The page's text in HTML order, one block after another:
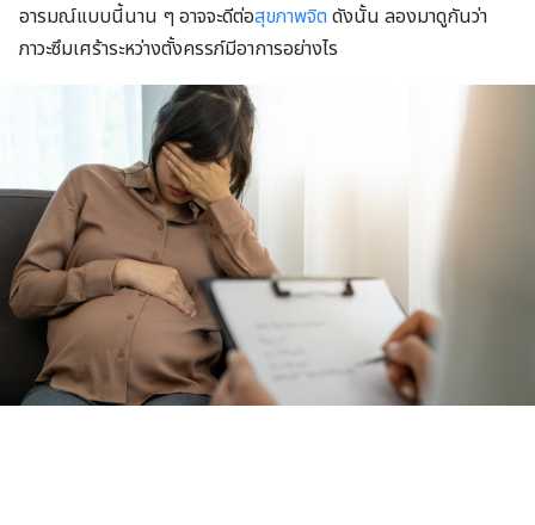
อารมณ์แบบนี้นาน ๆ อาจจะดีต่อสุขภาพจิต ดังนั้น ลองมาดูกันว่า
ภาวะซึมเศร้าระหว่างตั้งครรภ์มีอาการอย่างไร